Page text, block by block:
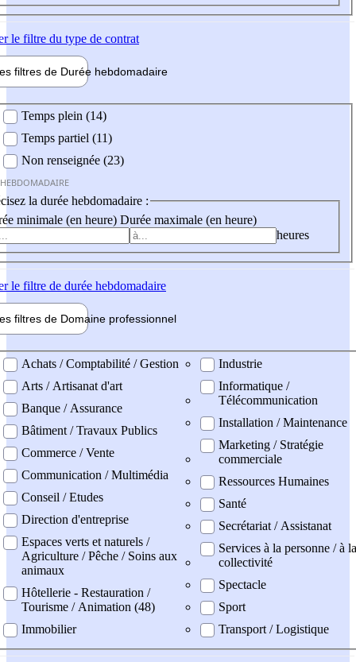
le filtre du type de contrat
filtres de Durée hebdomadaire
Temps plein (14)
Temps partiel (11)
Non renseignée (23)
la durée hebdomadaire :
minimale (en heure) Durée maximale (en heure)
heures
le filtre de durée hebdomadaire
filtres de Domaine professionnel
professionel
Achats / Comptabilité / Gestion
Arts / Artisanat d'art
Banque / Assurance
Bâtiment / Travaux Publics
Commerce / Vente
Communication / Multimédia
Conseil / Etudes
Direction d'entreprise
Espaces verts et naturels /
Agriculture / Pêche / Soins aux
animaux
Hôtellerie - Restauration /
Tourisme / Animation (48)
Immobilier
Industrie
Informatique /
Télécommunication
Installation / Maintenance
Marketing / Stratégie
commerciale
Ressources Humaines
Santé
Secrétariat / Assistanat
Services à la personne / à la
collectivité
Spectacle
Sport
Transport / Logistique